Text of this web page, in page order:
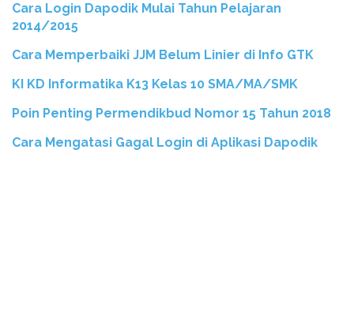
Cara Login Dapodik Mulai Tahun Pelajaran
2014/2015
Cara Memperbaiki JJM Belum Linier di Info GTK
KI KD Informatika K13 Kelas 10 SMA/MA/SMK
Poin Penting Permendikbud Nomor 15 Tahun 2018
Cara Mengatasi Gagal Login di Aplikasi Dapodik